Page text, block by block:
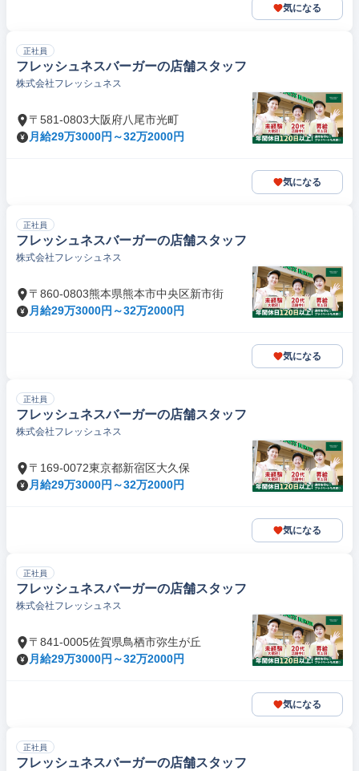
気になる
正社員
フレッシュネスバーガーの店舗スタッフ
株式会社フレッシュネス
〒581-0803大阪府八尾市光町
月給29万3000円～32万2000円
気になる
正社員
フレッシュネスバーガーの店舗スタッフ
株式会社フレッシュネス
〒860-0803熊本県熊本市中央区新市街
月給29万3000円～32万2000円
気になる
正社員
フレッシュネスバーガーの店舗スタッフ
株式会社フレッシュネス
〒169-0072東京都新宿区大久保
月給29万3000円～32万2000円
気になる
正社員
フレッシュネスバーガーの店舗スタッフ
株式会社フレッシュネス
〒841-0005佐賀県鳥栖市弥生が丘
月給29万3000円～32万2000円
気になる
正社員
フレッシュネスバーガーの店舗スタッフ